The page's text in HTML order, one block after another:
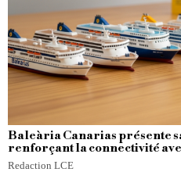
Baleària Canarias présente
renforçant la connectivité
Redaction LCE